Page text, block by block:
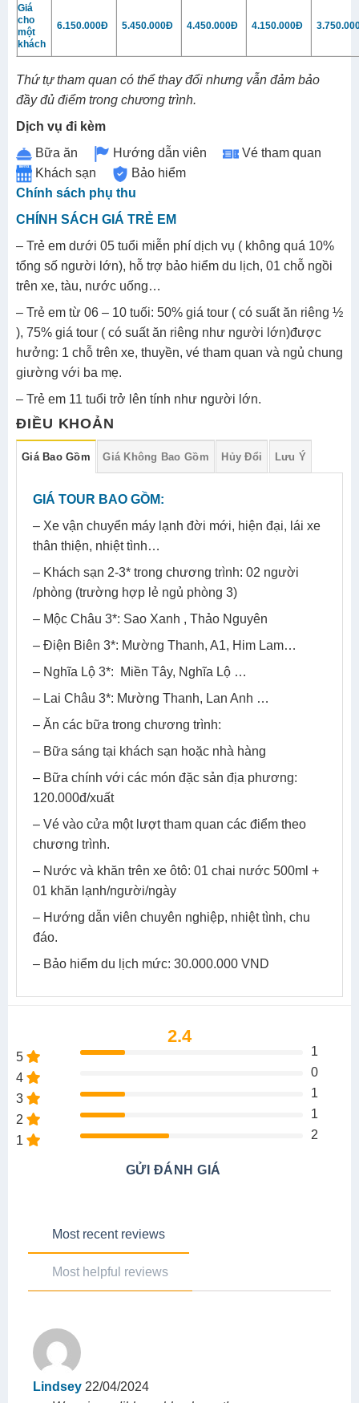
Giá
cho
một
khách
6.150.000Đ 5.450.000Đ 4.450.000Đ 4.150.000Đ
Thứ tự tham quan có thể thay đổi nhưng vẫn đảm bảo
đầy đủ điểm trong chương trình.
Dịch vụ đi kèm
Bữa ăn
Hướng dẫn viên
Vé tham quan
Khách sạn
Bảo hiểm
Chính sách phụ thu
CHÍNH SÁCH GIÁ TRẺ EM
– Trẻ em dưới 05 tuổi miễn phí dịch vụ ( không quá 10%
tổng số người lớn), hỗ trợ bảo hiểm du lịch, 01 chỗ ngồi
trên xe, tàu, nước uống…
– Trẻ em từ 06 – 10 tuối: 50% giá tour ( có suất ăn riêng ½
), 75% giá tour ( có suất ăn riêng như người lớn)được
hưởng: 1 chỗ trên xe, thuyền, vé tham quan và ngủ chung
giường với ba mẹ.
– Trẻ em 11 tuổi trở lên tính như người lớn.
ĐIỀU KHOẢN
Giá Bao Gồm Giá Không Bao Gồm Hủy Đổi Lưu Ý
GIÁ TOUR BAO GỒM:
– Xe vận chuyển máy lạnh đời mới, hiện đại, lái xe
thân thiện, nhiệt tình…
– Khách sạn 2-3* trong chương trình: 02 người
/phòng (trường hợp lẻ ngủ phòng 3)
– Mộc Châu 3*: Sao Xanh , Thảo Nguyên
– Điện Biên 3*: Mường Thanh, A1, Him Lam…
– Nghĩa Lộ 3*: Miền Tây, Nghĩa Lộ …
– Lai Châu 3*: Mường Thanh, Lan Anh …
– Ăn các bữa trong chương trình:
– Bữa sáng tại khách sạn hoặc nhà hàng
– Bữa chính với các món đặc sản địa phương:
120.000đ/xuất
– Vé vào cửa một lượt tham quan các điểm theo
chương trình.
– Nước và khăn trên xe ôtô: 01 chai nước 500ml +
01 khăn lạnh/người/ngày
– Hướng dẫn viên chuyên nghiệp, nhiệt tình, chu
đáo.
– Bảo hiểm du lịch mức: 30.000.000 VND
2.4
5
1
4
0
3
1
2
1
1
2
GỬI ĐÁNH GIÁ
Most recent reviews
Most helpful reviews
Lindsey 22/04/2024